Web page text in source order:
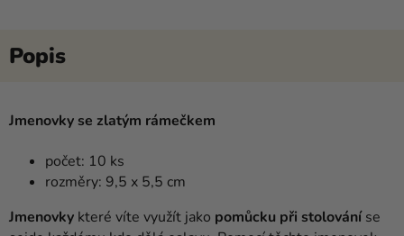
Jmenovky se zlatým rámečkem
počet: 10 ks
rozměry: 9,5 x 5,5 cm
Jmenovky které víte využít jako pomůcku při stolování se